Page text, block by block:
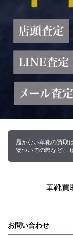
履かない革靴の買取
物ついでの際など、
革靴買
お問い合わせ